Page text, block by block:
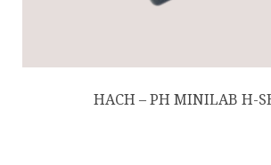
HACH – PH MINILAB H-